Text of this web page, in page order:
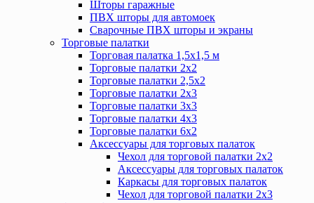
Шторы гаражные
ПВХ шторы для автомоек
Сварочные ПВХ шторы и экраны
Торговые палатки
Торговая палатка 1,5х1,5 м
Торговые палатки 2х2
Торговые палатки 2,5х2
Торговые палатки 2х3
Торговые палатки 3х3
Торговые палатки 4х3
Торговые палатки 6х2
Аксессуары для торговых палаток
Чехол для торговой палатки 2х2
Аксессуары для торговых палаток
Каркасы для торговых палаток
Чехол для торговой палатки 2х3